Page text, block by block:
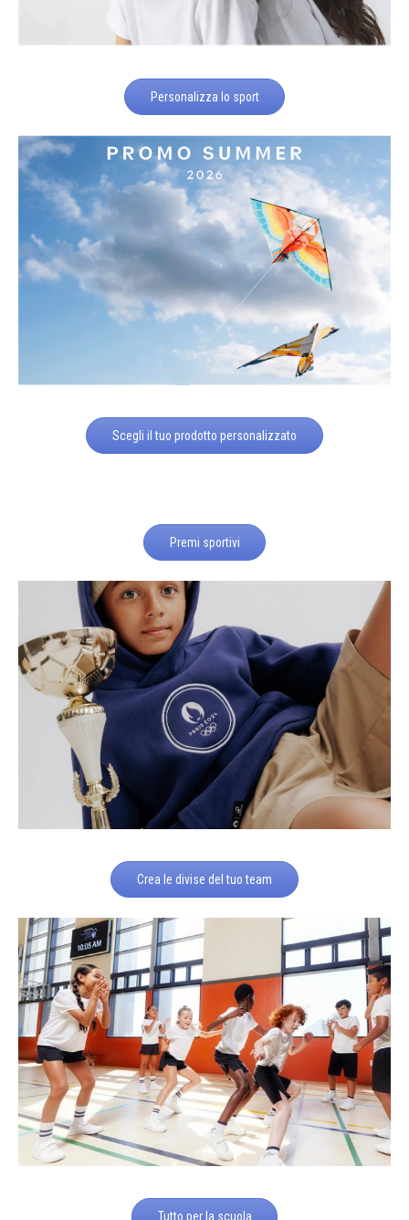
Personalizza lo sport
Scegli il tuo prodotto personalizzato
Premi sportivi
Crea le divise del tuo team
Tutto per la scuola